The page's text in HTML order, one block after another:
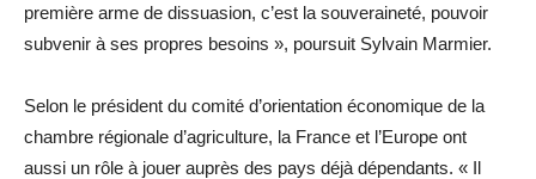
première arme de dissuasion, c’est la souveraineté, pouvoir
subvenir à ses propres besoins », poursuit Sylvain Marmier.
Selon le président du comité d’orientation économique de la
chambre régionale d’agriculture, la France et l’Europe ont
aussi un rôle à jouer auprès des pays déjà dépendants. « Il